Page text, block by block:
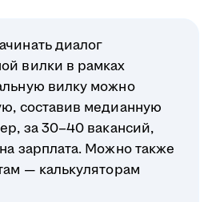
диалог
вилки в рамках
вилку можно
составив медианную
за 30–40 вакансий,
зарплата. Можно также
— калькуляторам